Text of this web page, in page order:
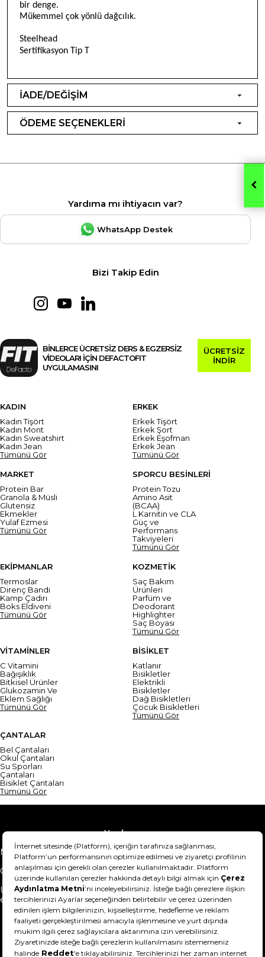
bir denge.
Mükemmel çok yönlü dağcılık.
Steelhead
Sertifikasyon Tip T
İADE/DEĞİŞİM
ÖDEME SEÇENEKLERİ
Yardıma mı ihtiyacın var?
WhatsApp Destek
Bizi Takip Edin
BİNLERCE ÜCRETSİZ DERS & EGZERSİZ
VİDEOLARI İÇİN DEFACTOFIT
UYGULAMASINI
ÜCRETSİZ
İNDİR
KADIN
Kadın Tişört
Kadın Mont
Kadın Sweatshirt
Kadın Jean
Tümünü Gör
ERKEK
Erkek Tişört
Erkek Şort
Erkek Eşofman
Erkek Jean
Tümünü Gör
MARKET
Protein Bar
Granola & Müsli
Glutensiz
Ekmekler
Yulaf Ezmesi
Tümünü Gör
SPORCU BESİNLERİ
Protein Tozu
Amino Asit
(BCAA)
L Karnitin ve CLA
Güç ve
Performans
Takviyeleri
Tümünü Gör
EKİPMANLAR
Termoslar
Direnç Bandı
Kamp Çadırı
Boks Eldiveni
Tümünü Gör
KOZMETİK
Saç Bakım
Ürünleri
Parfüm ve
Deodorant
Highlighter
Saç Boyası
Tümünü Gör
VİTAMİNLER
C Vitamini
Bağışıklık
Bitkisel Ürünler
Glukozamin Ve
Eklem Sağlığı
Tümünü Gör
BİSİKLET
Katlanır
Bisikletler
Elektrikli
Bisikletler
Dağ Bisikletleri
Çocuk Bisikletleri
Tümünü Gör
ÇANTALAR
Bel Çantaları
Okul Çantaları
Su Sporları
Çantaları
Bisiklet Çantaları
Tümünü Gör
Yardım
Mesafeli Satış Sözleşmesi
Teslimat Bilgisi
Gizlilik Sözleşmesi
Şartlar & Koşullar
Ürünümü nasıl iade
edebilirim?
Hakkımızda